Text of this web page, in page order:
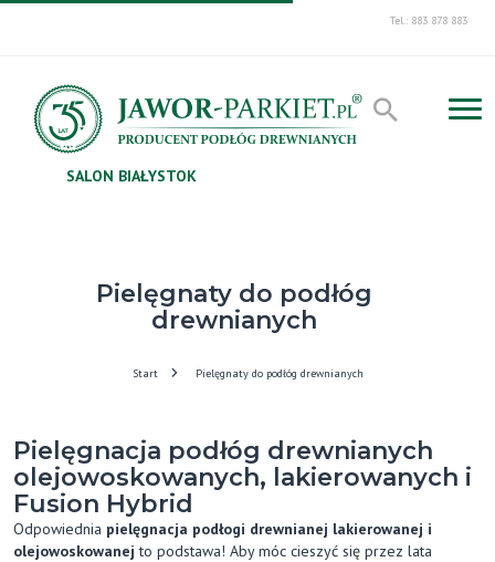
Tel.: 883 878 883
SALON BIAŁYSTOK
Pielęgnaty do podłóg
drewnianych
Start Pielęgnaty do podłóg drewnianych
Pielęgnacja podłóg drewnianych
olejowoskowanych, lakierowanych i
Fusion Hybrid
Odpowiednia pielęgnacja podłogi drewnianej lakierowanej i
olejowoskowanejto podstawa! Aby móc cieszyć się przez lata